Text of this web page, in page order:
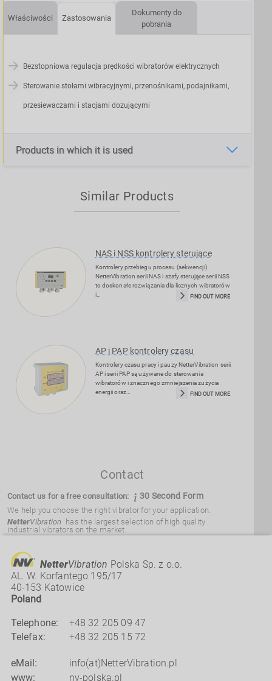
Właściwości Zastosowania
Dokumenty do
pobrania
Bezstopniowa regulacja prędkości wibratorów elektrycznych
Sterowanie stołami wibracyjnymi, przenośnikami, podajnikami,
przesiewaczami i stacjami dozującymi
Products in which it is used
Similar Products
NAS i NSS kontrolery sterujące
Kontrolery przebiegu procesu (sekwencji)
NetterVibration serii NAS i szafy sterujące serii NSS
to doskonałe rozwiązania dla licznych wibratorów
i…
FIND OUT MORE
AP i PAP kontrolery czasu
Kontrolery czasu pracy i pauzy NetterVibration serii
AP i serii PAP są używane do sterowania
wibratorów i znacznego zmniejszenia zużycia
energii oraz…
FIND OUT MORE
We help you choose the right vibrator for your application.
NetterVibration has the largest selection of high quality
industrial vibrators on the market.
We supply over 3,000 vibrators, varying in size and strength, to
NetterVibration Polska Sp. z o.o.
AL. W. Korfantego 195/17
40-153 Katowice
Poland
Telephone:
+48 32 205 09 47
Telefax:
+48 32 205 15 72
eMail:
info(at)NetterVibration.pl
www:
nv-polska.pl